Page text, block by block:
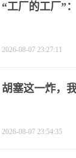
“工厂的工厂”
2026-08-07 23:27:11
胡塞这一炸，
2026-08-07 23:54:35